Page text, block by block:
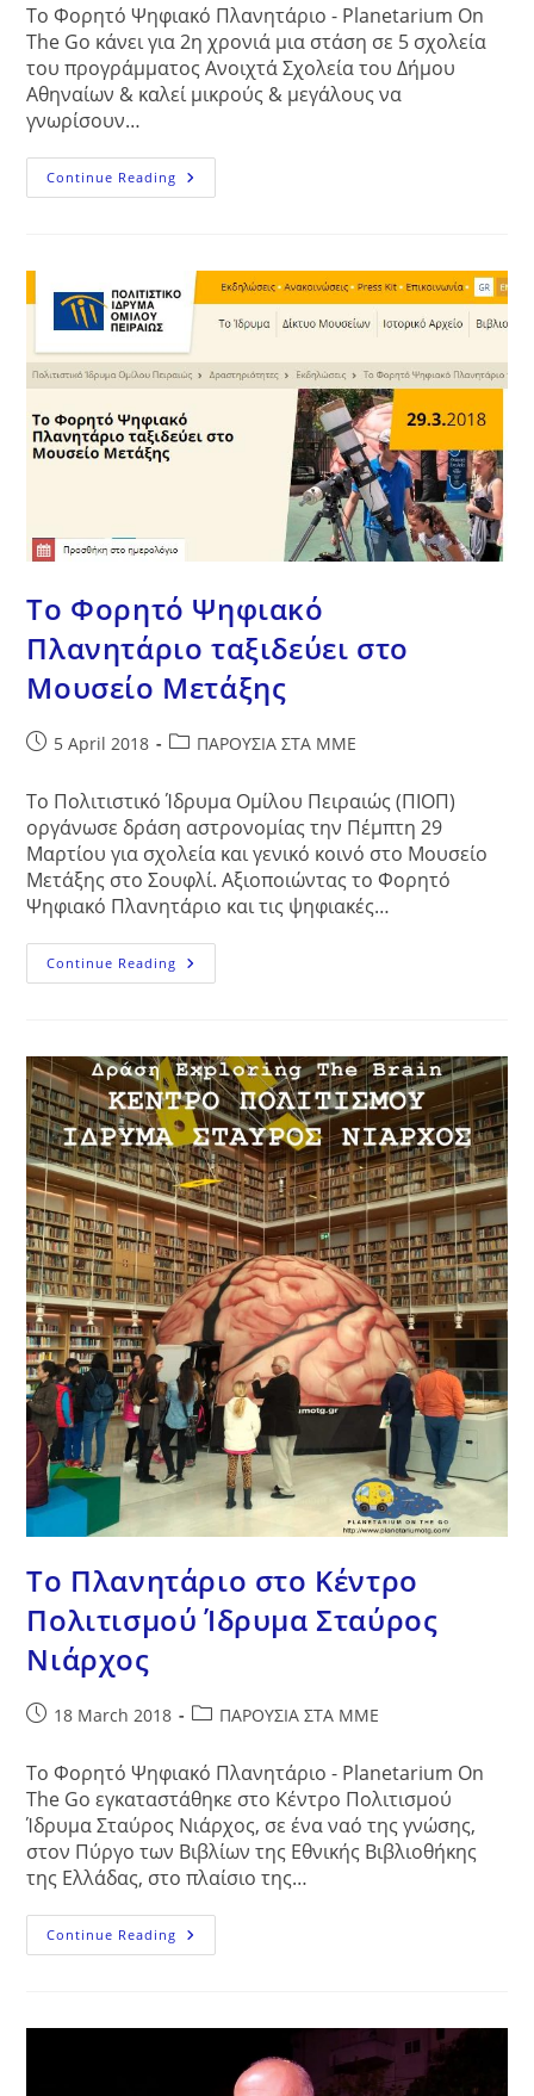
Το Φορητό Ψηφιακό Πλανητάριο - Planetarium On
The Go κάνει για 2η χρονιά μια στάση σε 5 σχολεία
του προγράμματος Ανοιχτά Σχολεία του Δήμου
Αθηναίων & καλεί μικρούς & μεγάλους να
γνωρίσουν…
Continue Reading Εβδομάδα
Αστρονομίας
Ανοιχτά
Σχολεία
Του
Δήμου
Αθηναίων
Το Φορητό Ψηφιακό
Πλανητάριο ταξιδεύει στο
Μουσείο Μετάξης
Post5 April 2018
PostΠΑΡΟΥΣΙΑ ΣΤΑ ΜΜΕ
Το Πολιτιστικό Ίδρυμα Ομίλου Πειραιώς (ΠΙΟΠ)
οργάνωσε δράση αστρονομίας την Πέμπτη 29
Μαρτίου για σχολεία και γενικό κοινό στο Μουσείο
Μετάξης στο Σουφλί. Αξιοποιώντας το Φορητό
Ψηφιακό Πλανητάριο και τις ψηφιακές…
Continue Reading Το
Φορητό
Μουσείο
Μετάξης
Το Πλανητάριο στο Κέντρο
Πολιτισμού Ίδρυμα Σταύρος
Νιάρχος
Post18 March 2018
PostΠΑΡΟΥΣΙΑ ΣΤΑ ΜΜΕ
Το Φορητό Ψηφιακό Πλανητάριο - Planetarium On
The Go εγκαταστάθηκε στο Κέντρο Πολιτισμού
Ίδρυμα Σταύρος Νιάρχος, σε ένα ναό της γνώσης,
στον Πύργο των Βιβλίων της Εθνικής Βιβλιοθήκης
της Ελλάδας, στο πλαίσιο της…
Continue Reading Το
Πλανητάριο
Σταύρος